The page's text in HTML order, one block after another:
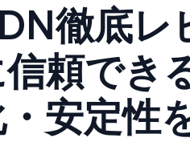
徹底レ
頼でき
安定性